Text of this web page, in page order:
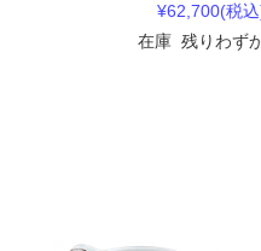
¥62,700(税
在庫 残りわず